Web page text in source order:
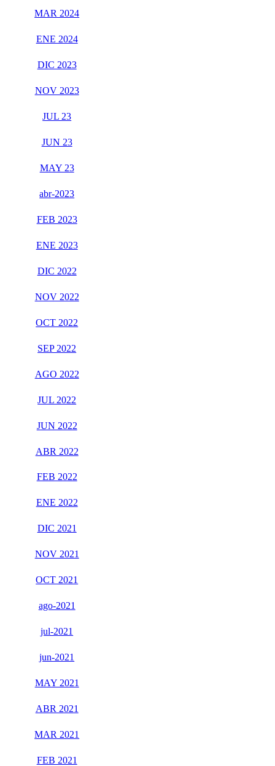
MAR 2024
ENE 2024
DIC 2023
NOV 2023
JUL 23
JUN 23
MAY 23
abr-2023
FEB 2023
ENE 2023
DIC 2022
NOV 2022
OCT 2022
SEP 2022
AGO 2022
JUL 2022
JUN 2022
ABR 2022
FEB 2022
ENE 2022
DIC 2021
NOV 2021
OCT 2021
ago-2021
jul-2021
jun-2021
MAY 2021
ABR 2021
MAR 2021
FEB 2021